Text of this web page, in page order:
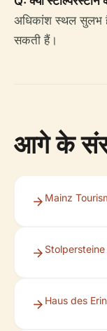
अधिकांश स्थल सुलभ
सकती हैं।
आगे के
Mainz
Haus des